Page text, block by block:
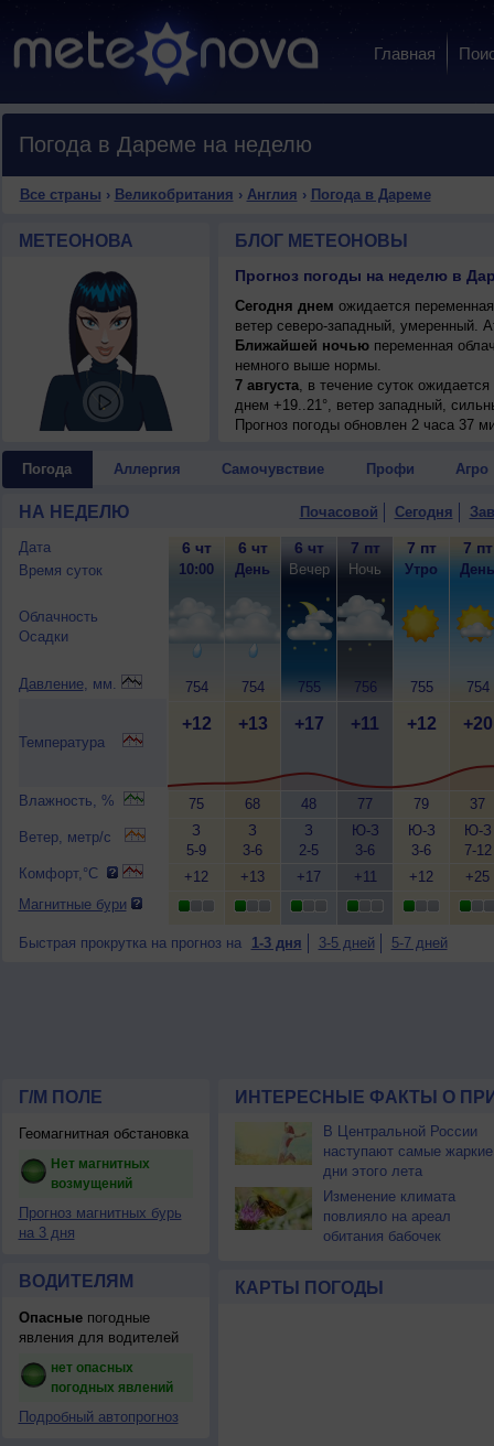
Главная
Погода в Дареме на неделю
Все страны › Великобритания › Англия › Погода в Дареме
МЕТЕОНОВА БЛОГ МЕТЕОНОВЫ
Прогноз погоды на неделю в
Сегодня днем ожидается
ветер северо-западный, умеренный.
Ближайшей ночьюпеременная
немного выше нормы.
7 августа, в течение суток
днем +19..21°, ветер западный,
Прогноз погоды обновлен 2 часа 37
Погода Аллергия Самочувствие Профи Агро
НА НЕДЕЛЮ Почасовой Сегодня
Дата
Время суток
Облачность
Осадки
Давление, мм.
Температура
Влажность, %
Ветер, метр/с
Комфорт,°C
Магнитные бури
6 чт
10:00
754
+12
75
З
5-9
+12
6 чт
День
754
+13
68
З
3-6
+13
6 чт
Вечер
755
+17
48
З
2-5
+17
7 пт
Ночь
756
+11
77
Ю-З
3-6
+11
7 пт
Утро
755
+12
79
Ю-З
3-6
+12
7 пт
День
754
+20
37
Ю-З
7-12
+25
Быстрая прокрутка на прогноз на 1-3 дня 3-5 дней 5-7 дней
Г/М ПОЛЕ
Геомагнитная обстановка
Нет магнитных
возмущений
Прогноз магнитных бурь
на 3 дня
ВОДИТЕЛЯМ
Опасныепогодные
явления для водителей
нет опасных
погодных явлений
Подробный автопрогноз
ИНТЕРЕСНЫЕ ФАКТЫ О
В Центральной России
наступают самые жаркие
дни этого лета
Изменение климата
повлияло на ареал
обитания бабочек
КАРТЫ ПОГОДЫ